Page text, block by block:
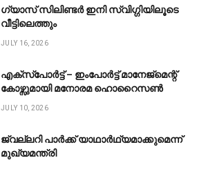
ഗ്യാസ് സിലിണ്ടർ ഇനി സ്വിഗ്ഗിയിലൂടെ
വീട്ടിലെത്തും
JULY 16, 2026
എക്സ്പോർട്ട് – ഇംപോർട്ട് മാനേജ്മെന്റ്
കോഴ്സുമായി മനോരമ ഹൊറൈസൺ
JULY 10, 2026
ജ്വല്ലറി പാർക്ക് യാഥാർഥ്യമാക്കുമെന്ന്
മുഖ്യമന്ത്രി